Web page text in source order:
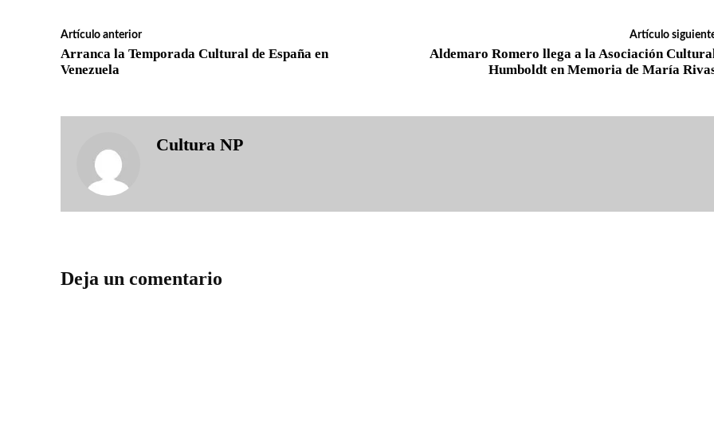
Artículo anterior
Arranca la Temporada Cultural de España en
Venezuela
Artículo
Aldemaro Romero llega a la Asociación
Humboldt en Memoria de María
Cultura NP
Deja un comentario